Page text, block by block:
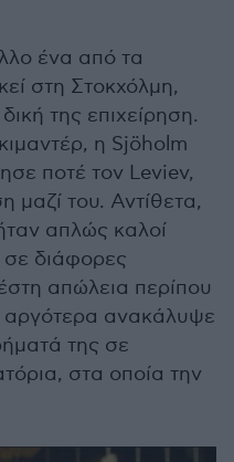
ένα από τα
στη Στοκχόλμη,
της επιχείρηση.
η Sjöholm
ποτέ τον Leviev,
μαζί του. Αντίθετα,
απλώς καλοί
σε διάφορες
απώλεια περίπου
αργότερα ανακάλυψε
της σε
στα οποία την